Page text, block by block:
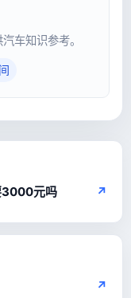
车知识参考。
3000元吗 ↗
↗